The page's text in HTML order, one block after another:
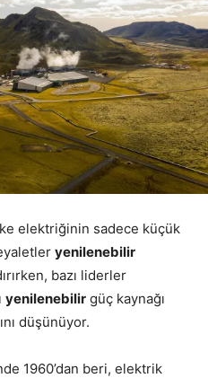
elektriğinin sadece küçük
yenilenebilir
bazı liderler
yenilenebilir güç kaynağı
düşünüyor.
1960’dan beri, elektrik